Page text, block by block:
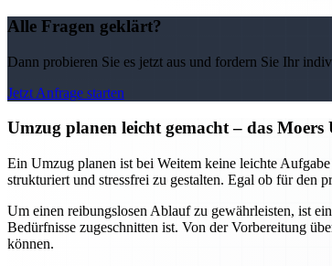
Alle Fragen geklärt?
Dann probieren Sie es jetzt aus und fordern Sie Ihr
Jetzt Anfrage starten
Umzug planen leicht gemacht – das
Ein Umzug planen ist bei Weitem keine leichte
strukturiert und stressfrei zu gestalten. Egal ob für den
Um einen reibungslosen Ablauf zu gewährleisten, ist
Bedürfnisse zugeschnitten ist. Von der Vorbereitung
können.